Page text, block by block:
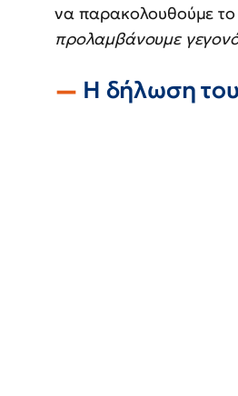
να παρακολουθούμε
προλαμβάνουμε
Η δήλωση